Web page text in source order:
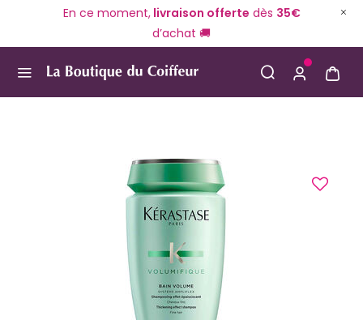
En ce moment,livraison offerte dès 35€
d’achat 🚚